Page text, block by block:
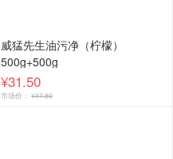
威猛先生油污净（柠檬）
500g+500g
¥31.50
市场价： ¥37.80